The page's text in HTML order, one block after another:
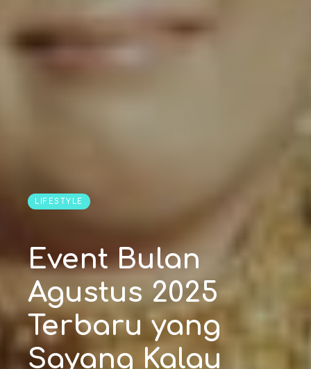
LIFESTYLE
Event Bulan
Agustus 2025
Terbaru yang
Sayang Kalau